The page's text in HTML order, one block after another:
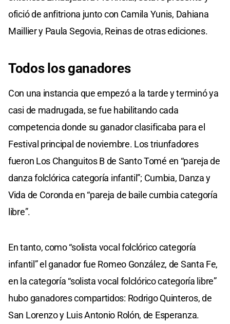
ofició de anfitriona junto con Camila Yunis, Dahiana
Maillier y Paula Segovia, Reinas de otras ediciones.
Todos los ganadores
Con una instancia que empezó a la tarde y terminó ya
casi de madrugada, se fue habilitando cada
competencia donde su ganador clasificaba para el
Festival principal de noviembre. Los triunfadores
fueron Los Changuitos B de Santo Tomé en “pareja de
danza folclórica categoría infantil”; Cumbia, Danza y
Vida de Coronda en “pareja de baile cumbia categoría
libre”.
En tanto, como “solista vocal folclórico categoría
infantil” el ganador fue Romeo González, de Santa Fe,
en la categoría “solista vocal folclórico categoría libre”
hubo ganadores compartidos: Rodrigo Quinteros, de
San Lorenzo y Luis Antonio Rolón, de Esperanza.